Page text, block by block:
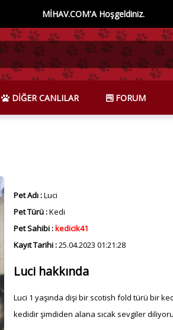
MİHAV.COM'A Hoşgeldiniz.
DİĞER CANLILAR FORUM
Pet Adı :Luci
Pet Türü :Kedi
Pet Sahibi : kedicik41
Kayıt Tarihi :25.04.2023 01:21:28
Luci hakkında
Luci 1 yaşında dişi bir scotish fold türü bir
kedidir şimdiden alana sıcak sevgiler